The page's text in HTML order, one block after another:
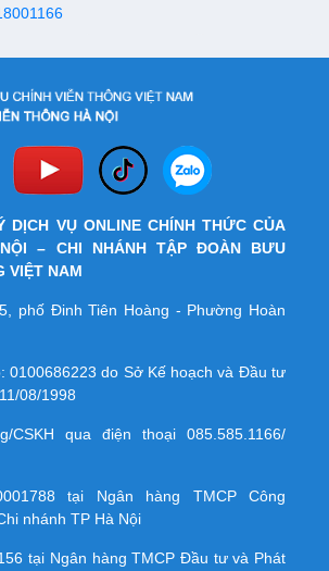
DỊCH VỤ ONLINE CHÍNH THỨC CỦA
– CHI NHÁNH TẬP ĐOÀN BƯU
VIỆT NAM
phố Đinh Tiên Hoàng - Phường Hoàn
0100686223 do Sở Kế hoạch và Đầu tư
08/1998
CSKH qua điện thoại 085.585.1166/
tại Ngân hàng TMCP Công
nhánh TP Hà Nội
tại Ngân hàng TMCP Ðầu tư và Phát